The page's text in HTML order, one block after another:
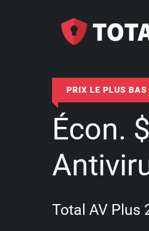
PRIX LE PLUS BAS
Écon. $
Total AV Plus